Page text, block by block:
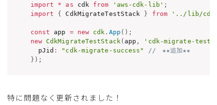
import
* as cdk from 'aws-cdk-lib' ;
import
{ CdkMigrateTestStack } from '../lib/cdk-
const app = new cdk . App ( ) ;
new CdkMigrateTestStack( app , 'cdk-migrate-test'
  pJid
: "cdk-migrate-success"
//　★★追加★★
} ) ;
特に問題なく更新されました！